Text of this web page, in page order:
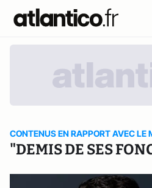
CONTENUS EN RAPPORT AVEC LE
"DEMIS DE SES